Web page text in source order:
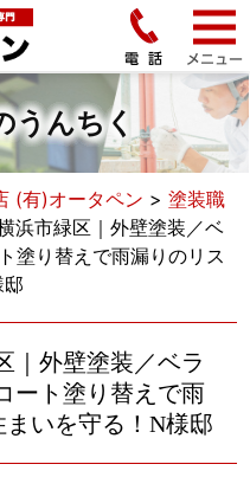
うんちく
(有)オータペン > 塗装職
浜市緑区｜外壁塗装／ベ
り替えで雨漏りのリス
｜外壁塗装／ベラ
ート塗り替えで雨
いを守る！N様邸